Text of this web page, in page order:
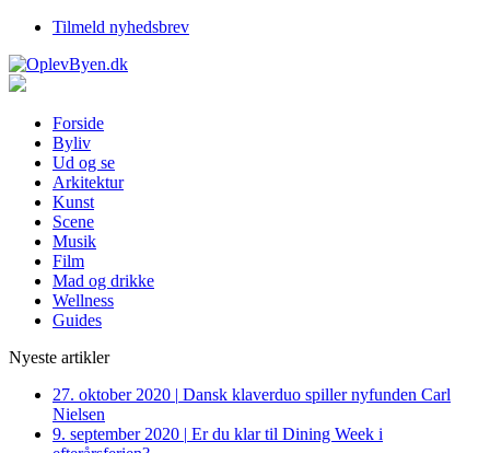
Tilmeld nyhedsbrev
Forside
Byliv
Ud og se
Arkitektur
Kunst
Scene
Musik
Film
Mad og drikke
Wellness
Guides
Nyeste artikler
27. oktober 2020 | Dansk klaverduo spiller nyfunden Carl
Nielsen
9. september 2020 | Er du klar til Dining Week i